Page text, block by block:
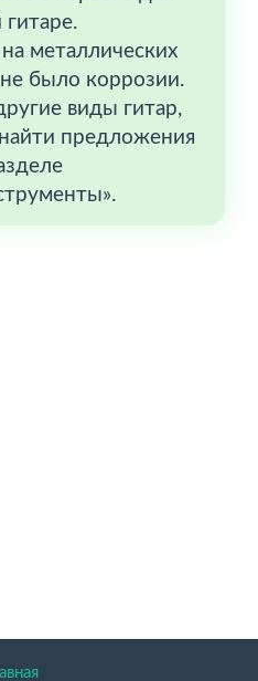
металлических
было коррозии.
виды гитар,
предложения